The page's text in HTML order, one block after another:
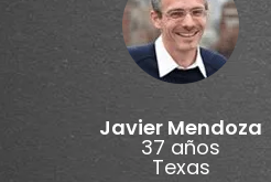
Javier Mendoza
37 años
Texas